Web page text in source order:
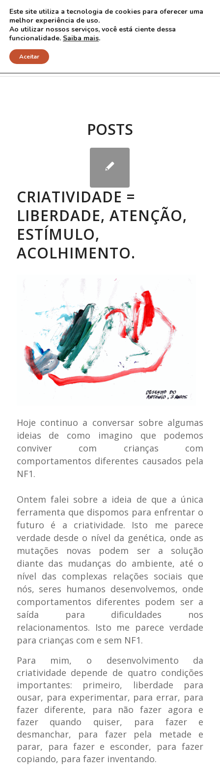
Arquivo para Tag: atenção
POSTS
CRIATIVIDADE =
LIBERDADE, ATENÇÃO,
ESTÍMULO,
ACOLHIMENTO.
Hoje continuo a conversar sobre algumas
ideias de como imagino que podemos
conviver com crianças com
comportamentos diferentes causados pela
NF1.
Ontem falei sobre a ideia de que a única
ferramenta que dispomos para enfrentar o
futuro é a criatividade. Isto me parece
verdade desde o nível da genética, onde as
mutações novas podem ser a solução
diante das mudanças do ambiente, até o
nível das complexas relações sociais que
nós, seres humanos desenvolvemos, onde
comportamentos diferentes podem ser a
saída para dificuldades nos
relacionamentos. Isto me parece verdade
para crianças com e sem NF1.
Para mim, o desenvolvimento da
criatividade depende de quatro condições
importantes: primeiro, liberdade para
ousar, para experimentar, para errar, para
fazer diferente, para não fazer agora e
fazer quando quiser, para fazer e
desmanchar, para fazer pela metade e
parar, para fazer e esconder, para fazer
copiando, para fazer inventando.
Este site utiliza a tecnologia de cookies para oferecer uma
melhor experiência de uso.
Ao utilizar nossos serviços, você está ciente dessa
funcionalidade. Saiba mais.
Aceitar